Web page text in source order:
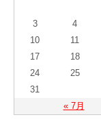
« 7月
3
4
10
11
17
18
24
25
31